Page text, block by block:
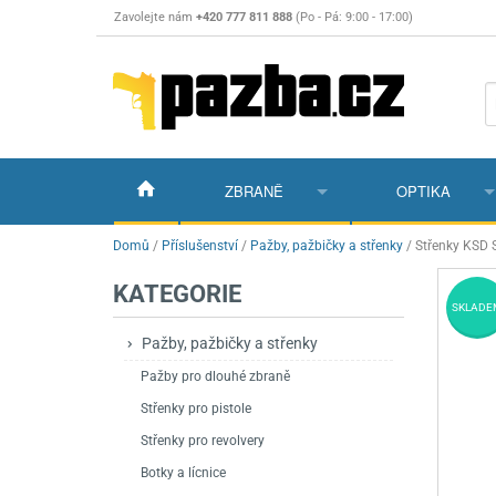
Zavolejte nám +420 777 811 888 (Po - Pá: 9:00 - 17:00)
ZBRANĚ
Vzduchovky Vzduchovky na
Příslušenství pro
Vzduchovky PCP
Vzduchovky
Vzduchové pistole a revolveryPříslušenství
Plynové pistole a revolvery
Perkusní zbraně
Nože
OPTIKA
Puškohledy
Dalekohledy a
Kolimátory, lasery
Domů / Příslušenství / Pažby, pažbičky a střenky / Střenky KSD
KATEGORIE
Pažby, pažbičky a střenky
Pažby pro dlouhé zbraně
Střenky pro pistole
Střenky pro revolvery
Botky a lícnice